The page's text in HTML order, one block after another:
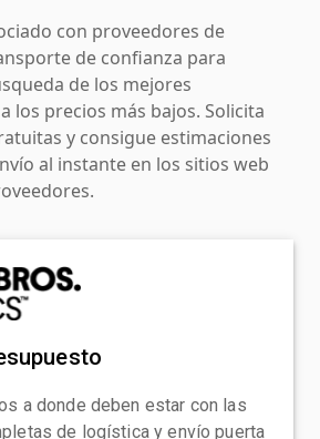
con proveedores de
de confianza para
de los mejores
los precios más bajos. Solicita
y consigue estimaciones
al instante en los sitios web
a donde deben estar con las
de logística y envío puerta